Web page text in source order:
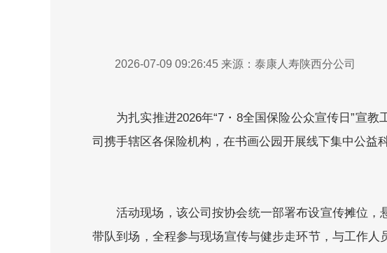
2026-07-09 09:26:45 来源：泰康人寿陕西分公司
为扎实推进2026年“7・8全国保险公众宣传日”宣
司携手辖区各保险机构，在书画公园开展线下集中公益
活动现场，该公司按协会统一部署布设宣传摊位
带队到场，全程参与现场宣传与健步走环节，与工作